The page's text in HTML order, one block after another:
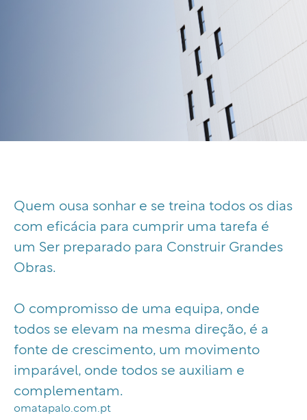
Quem ousa sonhar e se treina todos os dias
com eficácia para cumprir uma tarefa é
um Ser preparado para Construir Grandes
Obras.
O compromisso de uma equipa, onde
todos se elevam na mesma direção, é a
fonte de crescimento, um movimento
imparável, onde todos se auxiliam e
complementam.
omatapalo.com.pt